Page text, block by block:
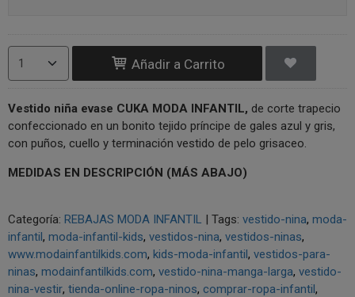
Añadir a Carrito
Vestido niña evase CUKA MODA INFANTIL, de corte trapecio
confeccionado en un bonito tejido príncipe de gales azul y gris,
con puños, cuello y terminación vestido de pelo grisaceo.
MEDIDAS EN DESCRIPCIÓN (MÁS ABAJO)
Categoría: REBAJAS MODA INFANTIL | Tags: vestido-nina moda-
infantil moda-infantil-kids vestidos-nina vestidos-ninas
www.modainfantilkids.com kids-moda-infantil vestidos-para-
ninas modainfantilkids.com vestido-nina-manga-larga vestido-
nina-vestir tienda-online-ropa-ninos comprar-ropa-infantil